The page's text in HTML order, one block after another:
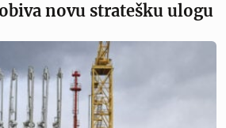
novu stratešku ulogu